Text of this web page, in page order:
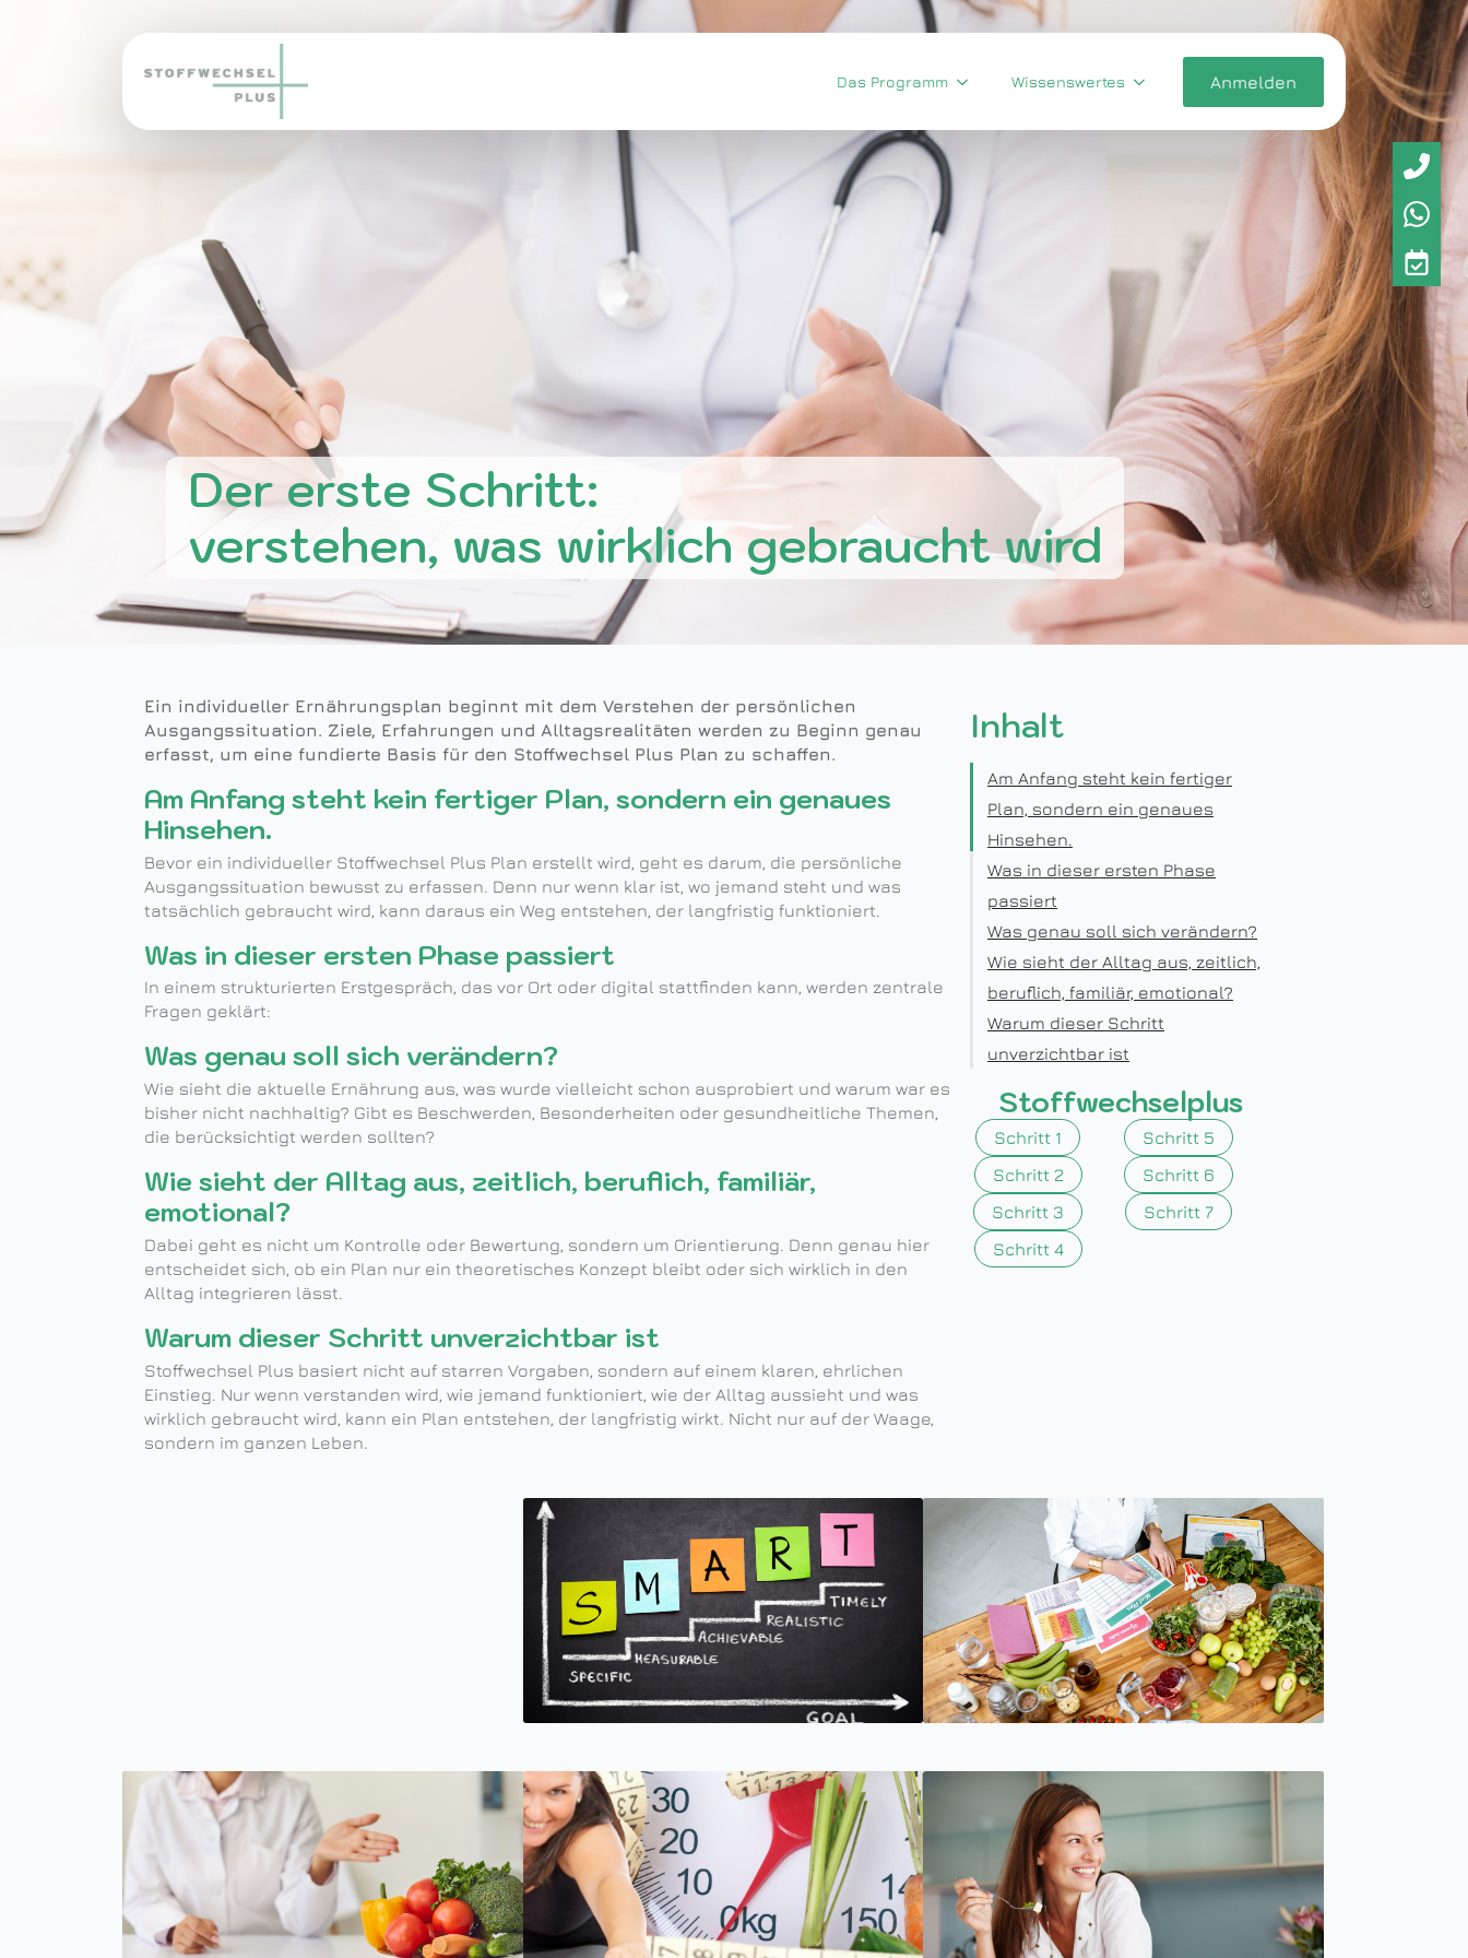
Das Programm Wissenswertes Anmelden
Der erste Schritt:
verstehen, was wirklich gebraucht wird
Ein individueller Ernährungsplan beginnt mit dem Verstehen der persönlichen
Ausgangssituation. Ziele, Erfahrungen und Alltagsrealitäten werden zu Beginn genau
erfasst, um eine fundierte Basis für den Stoffwechsel Plus Plan zu schaffen.
Am Anfang steht kein fertiger Plan, sondern ein genaues
Hinsehen.
Bevor ein individueller Stoffwechsel Plus Plan erstellt wird, geht es darum, die persönliche
Ausgangssituation bewusst zu erfassen. Denn nur wenn klar ist, wo jemand steht und was
tatsächlich gebraucht wird, kann daraus ein Weg entstehen, der langfristig funktioniert.
Was in dieser ersten Phase passiert
In einem strukturierten Erstgespräch, das vor Ort oder digital stattfinden kann, werden zentrale
Fragen geklärt:
Was genau soll sich verändern?
Wie sieht die aktuelle Ernährung aus, was wurde vielleicht schon ausprobiert und warum war es
bisher nicht nachhaltig? Gibt es Beschwerden, Besonderheiten oder gesundheitliche Themen,
die berücksichtigt werden sollten?
Wie sieht der Alltag aus, zeitlich, beruflich, familiär,
emotional?
Dabei geht es nicht um Kontrolle oder Bewertung, sondern um Orientierung. Denn genau hier
entscheidet sich, ob ein Plan nur ein theoretisches Konzept bleibt oder sich wirklich in den
Alltag integrieren lässt.
Warum dieser Schritt unverzichtbar ist
Stoffwechsel Plus basiert nicht auf starren Vorgaben, sondern auf einem klaren, ehrlichen
Einstieg. Nur wenn verstanden wird, wie jemand funktioniert, wie der Alltag aussieht und was
wirklich gebraucht wird, kann ein Plan entstehen, der langfristig wirkt. Nicht nur auf der Waage,
sondern im ganzen Leben.
Inhalt
Am Anfang steht kein fertiger
Plan, sondern ein genaues
Hinsehen.
Was in dieser ersten Phase
passiert
Was genau soll sich verändern?
Wie sieht der Alltag aus, zeitlich,
beruflich, familiär, emotional?
Warum dieser Schritt
unverzichtbar ist
Stoffwechselplus
Schritt 1
Schritt 2
Schritt 3
Schritt 4
Schritt 5
Schritt 6
Schritt 7